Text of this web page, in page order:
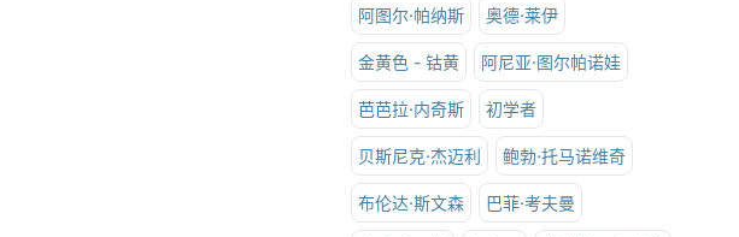
阿图尔·帕纳斯 奥德·莱伊
金黄色 - 钴黄 阿尼亚·图尔帕诺娃
芭芭拉·内奇斯 初学者
贝斯尼克·杰迈利 鲍勃·托马诺维奇
布伦达·斯文森 巴菲·考夫曼